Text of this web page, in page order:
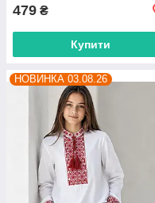
479 ₴
Купити
НОВИНКА 03.08.26